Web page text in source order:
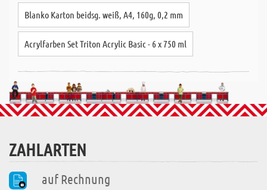
Blanko Karton beidsg. weiß, A4, 160g, 0,2 mm
Acrylfarben Set Triton Acrylic Basic - 6 x 750 ml
ZAHLARTEN
auf Rechnung